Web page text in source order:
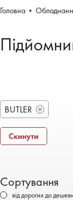
Обладнання
шиномонтажу
фарбування
Електромобілі
Головна
BUTLER
Скинути
Сортування
від дорогих до